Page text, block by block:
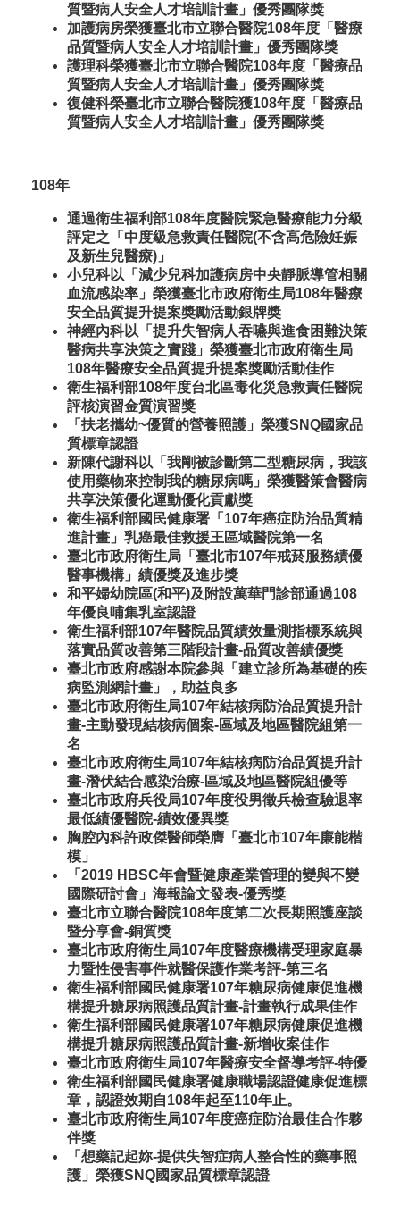
質暨病人安全人才培訓計畫」優秀團隊獎
加護病房榮獲臺北市立聯合醫院108年度「醫療
品質暨病人安全人才培訓計畫」優秀團隊獎
護理科榮獲臺北市立聯合醫院108年度「醫療品
質暨病人安全人才培訓計畫」優秀團隊獎
復健科榮臺北市立聯合醫院獲108年度「醫療品
質暨病人安全人才培訓計畫」優秀團隊獎
108年
通過衛生福利部108年度醫院緊急醫療能力分級
評定之「中度級急救責任醫院(不含高危險妊娠
及新生兒醫療)」
小兒科以「減少兒科加護病房中央靜脈導管相關
血流感染率」榮獲臺北市政府衛生局108年醫療
安全品質提升提案獎勵活動銀牌獎
神經內科以「提升失智病人吞嚥與進食困難決策
醫病共享決策之實踐」榮獲臺北市政府衛生局
108年醫療安全品質提升提案獎勵活動佳作
衛生福利部108年度台北區毒化災急救責任醫院
評核演習金質演習獎
「扶老攜幼~優質的營養照護」榮獲SNQ國家品
質標章認證
新陳代謝科以「我剛被診斷第二型糖尿病，我該
使用藥物來控制我的糖尿病嗎」榮獲醫策會醫病
共享決策優化運動優化貢獻獎
衛生福利部國民健康署「107年癌症防治品質精
進計畫」乳癌最佳救援王區域醫院第一名
臺北市政府衛生局「臺北市107年戒菸服務績優
醫事機構」績優獎及進步獎
和平婦幼院區(和平)及附設萬華門診部通過108
年優良哺集乳室認證
衛生福利部107年醫院品質績效量測指標系統與
落實品質改善第三階段計畫-品質改善績優獎
臺北市政府感謝本院參與「建立診所為基礎的疾
病監測網計畫」，助益良多
臺北市政府衛生局107年結核病防治品質提升計
畫-主動發現結核病個案-區域及地區醫院組第一
名
臺北市政府衛生局107年結核病防治品質提升計
畫-潛伏結合感染治療-區域及地區醫院組優等
臺北市政府兵役局107年度役男徵兵檢查驗退率
最低績優醫院-績效優異獎
胸腔內科許政傑醫師榮膺「臺北市107年廉能楷
模」
「2019 HBSC年會暨健康產業管理的變與不變
國際研討會」海報論文發表-優秀獎
臺北市立聯合醫院108年度第二次長期照護座談
暨分享會-銅質獎
臺北市政府衛生局107年度醫療機構受理家庭暴
力暨性侵害事件就醫保護作業考評-第三名
衛生福利部國民健康署107年糖尿病健康促進機
構提升糖尿病照護品質計畫-計畫執行成果佳作
衛生福利部國民健康署107年糖尿病健康促進機
構提升糖尿病照護品質計畫-新增收案佳作
臺北市政府衛生局107年醫療安全督導考評-特優
衛生福利部國民健康署健康職場認證健康促進標
章，認證效期自108年起至110年止。
臺北市政府衛生局107年度癌症防治最佳合作夥
伴獎
「想藥記起妳-提供失智症病人整合性的藥事照
護」榮獲SNQ國家品質標章認證